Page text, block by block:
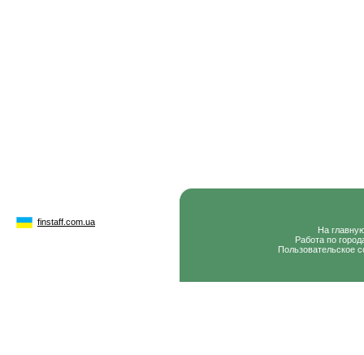
finstaff.com.ua
На
Работа по
Пользовательское